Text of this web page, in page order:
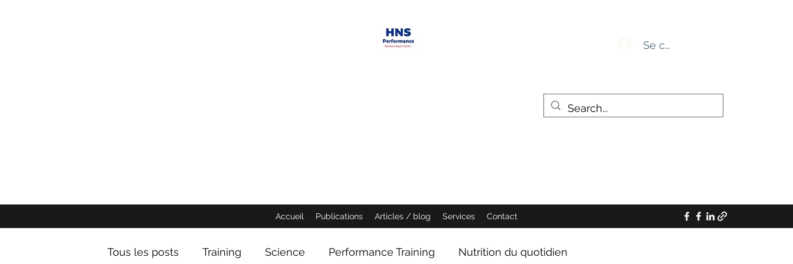
Se connecter
Accueil Publications Articles / blog Services Contact
Tous les posts Training Science Performance Training Nutrition du quotidien